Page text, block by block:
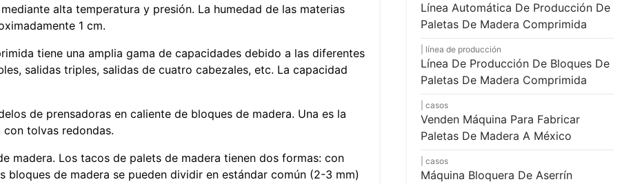
alta temperatura y presión. La humedad de las materias
1 cm.
tiene una amplia gama de capacidades debido a las diferentes
salidas triples, salidas de cuatro cabezales, etc. La capacidad
de prensadoras en caliente de bloques de madera. Una es la
tolvas redondas.
madera. Los tacos de palets de madera tienen dos formas: con
bloques de madera se pueden dividir en estándar común (2-3 mm)
Línea Automática De Producción De
Paletas De Madera Comprimida
línea de producción
Línea De Producción De Bloques De
Paletas De Madera Comprimida
casos
Venden Máquina Para Fabricar
Paletas De Madera A México
casos
Máquina Bloquera De Aserrín